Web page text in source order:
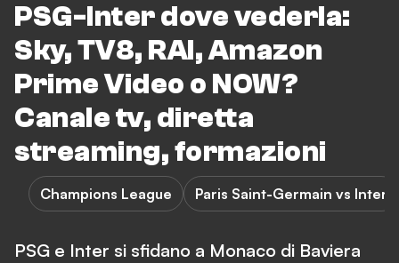
PSG-Inter dove vederla:
Sky, TV8, RAI, Amazon
Prime Video o NOW?
Canale tv, diretta
streaming, formazioni
Champions League Paris Saint-Germain vs Inter
PSG e Inter si sfidano a Monaco di Baviera